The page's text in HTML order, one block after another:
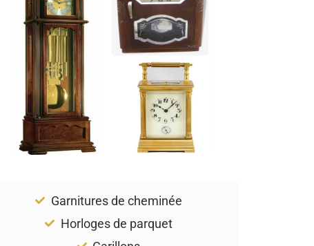
Garnitures de cheminée
Horloges de parquet